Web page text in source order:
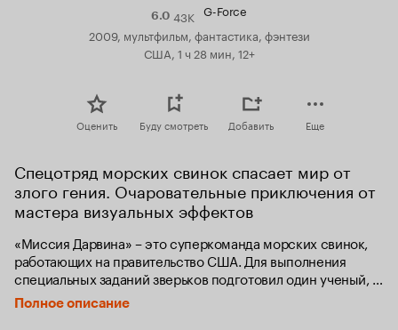
6.0Рейтинг
Кинопоиска
43K G-Force
2009, мультфильм, фантастика, фэнтези
США, 1 ч 28 мин, 12+
Оценить Буду смотреть Добавить Еще
Спецотряд морских свинок спасает мир от
злого гения. Очаровательные приключения от
мастера визуальных эффектов
«Миссия Дарвина» – это суперкоманда морских свинок,
работающих на правительство США. Для выполнения
специальных заданий зверьков подготовил один ученый, и
теперь они могут проникать в места, недоступные для
людей, вооружившись самыми современными
Полное описание